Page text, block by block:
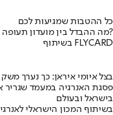
כל ההטבות שמגיעות לכם
מה ההבדל בין מועדון תעופה וכרטיס אשראי?
בשיתוף FLYCARD
בצל איומי איראן: כך נערך
פסגת האנרגיה במעמד שגריר
בישראל ובעולם
בשיתוף המכון הישראלי